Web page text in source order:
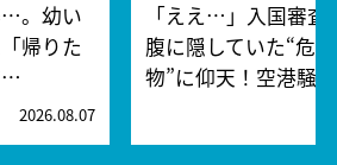
…。幼い
帰りた
…
2026.08.07
「ええ…」入国審査
腹に隠していた“危
物”に仰天！空港騒